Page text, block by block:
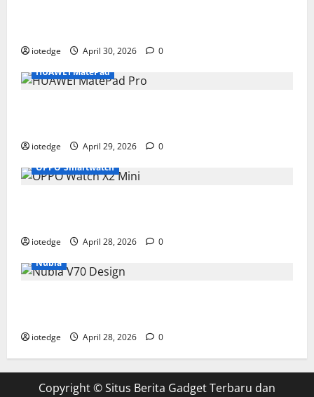
iotedge April 30, 2026
0
HUAWEI MatePad
iotedge April 29, 2026
0
OPPO Smartwatch
iotedge April 28, 2026
0
Nubia
iotedge April 28, 2026 0
Copyright ©Situs Berita Gadget Terbaru dan